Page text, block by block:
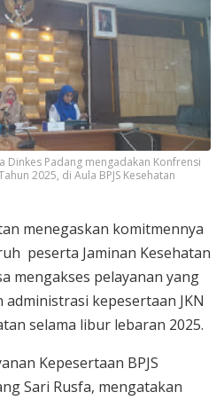
Dinkes Padang mengadakan Konfrensi
2025, di Aula BPJS Kesehatan
menegaskan komitmennya
peserta Jaminan Kesehatan
mengakses pelayanan yang
kepesertaan JKN
selama libur lebaran 2025.
Kepesertaan BPJS
Sari Rusfa, mengatakan